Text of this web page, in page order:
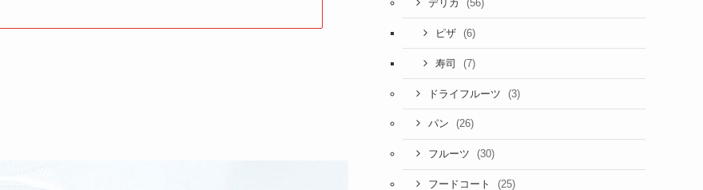
デリカ (56)
ピザ (6)
寿司 (7)
ドライフルーツ (3)
パン (26)
フルーツ (30)
フードコート (25)